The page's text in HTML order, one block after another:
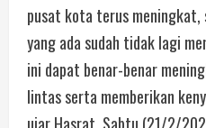
pusat kota terus meningkat,
yang ada sudah tidak lagi
ini dapat benar-benar
lintas serta memberikan